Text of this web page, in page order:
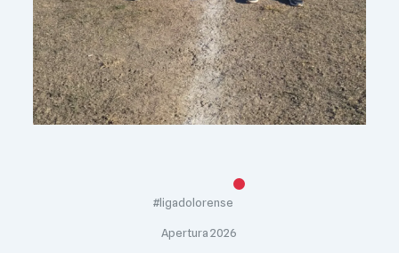
#ligadolorense
Apertura 2026